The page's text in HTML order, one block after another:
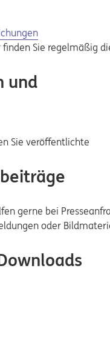
finden Sie regelmäßig
und
Sie veröffentlichte
gerne bei
oder